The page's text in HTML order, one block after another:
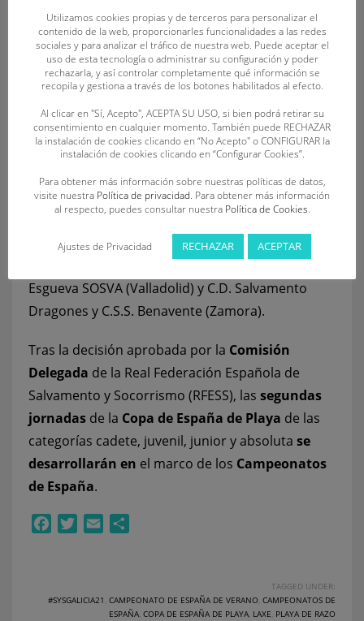
provincias: C.D. SOS La Bañeza (León), C.D. Oca
S.O.S. (Palencia), C.D. Unión Esgueva SOSVA
(Valladolid) y C.D. Salvamento Dragones y C.S.S.
Benavente (Zamora).
El Campeonato de España de Verano de la
categoría absoluta cerrará el ciclode
competiciones y se celebrará durante los días 22
y 23 de julio en la Playa de Razo, en Carballo (La
Coruña).
Castilla y León
socorristasde 5 clubes: C.D. Salvamento León
(León), C.D. Oca S.O.S. (Palencia), C.D. Unión
Esgueva SOSVA (Valladolid) y C.D. Salvamento
Dragones y C.S.S. Benavente (Zamora).
Tras la decisión aprobada por la Comisión
Delegada de la Real Federación Española de
Salvamento y Socorrismo (RFESS), las segundas
jornadas de la Copa de España de Playa de las
categorías cadete, juvenil, junior y absoluta se
desarrollarán en el marco de los Campeonatos
de España.
FacebookTwitterEmail
TAGGED UNDER:
#SYSGALICIA21 , CAMPEONATO DE ESPAÑA DE VERANO, CAMPEONATOS DE
ESPAÑA, COPA DE ESPAÑA DE PLAYA, LAXE, PLAYA DE RAZO
Utilizamos cookies propias y de terceros para personalizar el
contenido de la web, proporcionarles funcionalidades a las redes
sociales y para analizar el tráfico de nuestra web. Puede aceptar el
uso de esta tecnología o administrar su configuración y poder
rechazarla, y así controlar completamente qué información se
recopila y gestiona a través de los botones habilitados al efecto.
Al clicar en "Sí, Acepto", ACEPTA SU USO, si bien podrá retirar su
consentimiento en cualquier momento. También puede RECHAZAR
la instalación de cookies clicando en “No Acepto" o CONFIGURAR la
instalación de cookies clicando en “Configurar Cookies”.
Para obtener más información sobre nuestras políticas de datos,
visite nuestra Política de privacidad. Para obtener más información
al respecto, puedes consultar nuestra Política de Cookies.
Ajustes de Privacidad RECHAZAR ACEPTAR